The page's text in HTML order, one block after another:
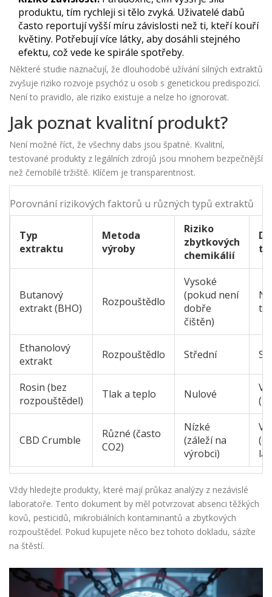
produktu, tím rychleji si tělo zvyká. Uživatelé dabů
často reportují vyšší míru závislosti než ti, kteří kouří
květiny. Potřebují více látky, aby dosáhli stejného
efektu, což vede ke spirále spotřeby.
Některé studie naznačují, že dlouhodobé užívání silných extraktů
zvyšuje riziko rozvoje psychóz u osob s genetickou predispozicí.
Není to pravidlo, ale riziko existuje a nelze ho ignorovat.
Jak poznat kvalitní produkt?
Není možné říct, že všechny dabs jsou špatné. Kvalitní,
testované produkty z legálních zdrojů jsou mnohem bezpečnější
než černobílé tržiště. Klíčem je transparentnost.
Porovnání rizikových faktorů u různých typů extraktů
Typ
extraktu
Metoda
výroby
Riziko
zbytkových
chemikálií
Butanový
extrakt (BHO)
Rozpouštědlo
Vysoké
(pokud není
dobře
čištěn)
Ethanolový
extrakt
Rozpouštědlo Střední
Rosin (bez
rozpouštědel)
Tlak a teplo Nulové
CBD Crumble
Různé (často
CO2)
Nízké
(záleží na
výrobci)
Vždy hledejte produkty, které mají průkaz analýzy z nezávislé
laboratoře. Tento dokument by měl potvrzovat absenci těžkých
kovů, pesticidů, mikrobiálních kontaminantů a zbytkových
rozpouštědel. Pokud kupujete něco bez tohoto dokladu, sázíte
na štěstí.